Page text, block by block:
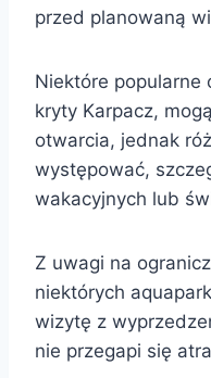
przed planowaną
Niektóre popularne
kryty Karpacz,
otwarcia, jednak
występować,
wakacyjnych lub
Z uwagi na
niektórych
wizytę z
nie przegapi się